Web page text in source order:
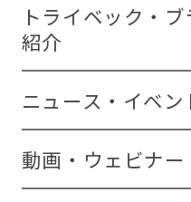
トライベック・
紹介
ニュース・イベン
動画・ウェビナー